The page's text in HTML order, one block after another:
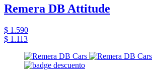
Remera DB Attitude
$ 1.590
$ 1.113